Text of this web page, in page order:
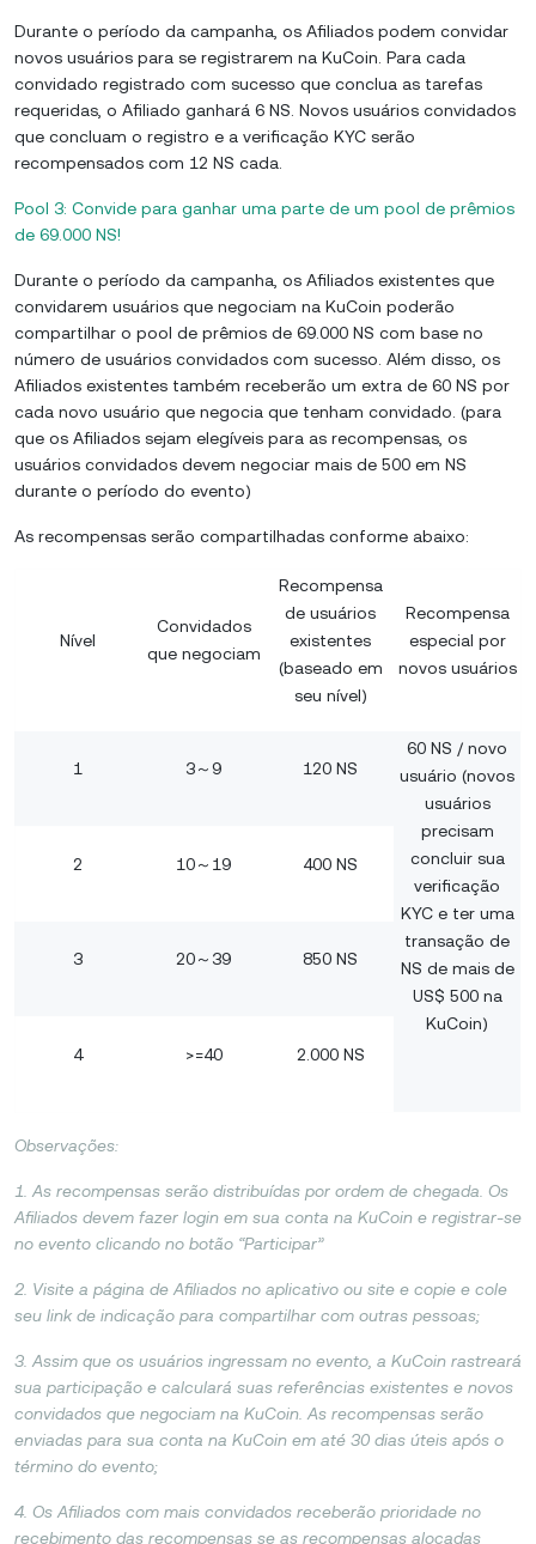
Durante o período da campanha, os Afiliados podem convidar
novos usuários para se registrarem na KuCoin. Para cada
convidado registrado com sucesso que conclua as tarefas
requeridas, o Afiliado ganhará 6 NS. Novos usuários convidados
que concluam o registro e a verificação KYC serão
recompensados com 12 NS cada.
Pool 3: Convide para ganhar uma parte de um pool de prêmios
de 69.000 NS!
Durante o período da campanha, os Afiliados existentes que
convidarem usuários que negociam na KuCoin poderão
compartilhar o pool de prêmios de 69.000 NS com base no
número de usuários convidados com sucesso. Além disso, os
Afiliados existentes também receberão um extra de 60 NS por
cada novo usuário que negocia que tenham convidado. (para
que os Afiliados sejam elegíveis para as recompensas, os
usuários convidados devem negociar mais de 500 em NS
durante o período do evento)
As recompensas serão compartilhadas conforme abaixo:
Nível
Convidados
que negociam
Recompensa
de usuários
existentes
(baseado em
seu nível)
Recompensa
especial por
novos usuários
1 3～9 120 NS
60 NS / novo
usuário (novos
usuários
precisam
concluir sua
verificação
KYC e ter uma
transação de
NS de mais de
US$ 500 na
KuCoin)
2 10～19 400 NS
3 20～39 850 NS
4 >=40 2.000 NS
Observações:
1. As recompensas serão distribuídas por ordem de chegada. Os
Afiliados devem fazer login em sua conta na KuCoin e registrar-se
no evento clicando no botão “Participar”
2. Visite a página de Afiliados no aplicativo ou site e copie e cole
seu link de indicação para compartilhar com outras pessoas;
3. Assim que os usuários ingressam no evento, a KuCoin rastreará
sua participação e calculará suas referências existentes e novos
convidados que negociam na KuCoin. As recompensas serão
enviadas para sua conta na KuCoin em até 30 dias úteis após o
término do evento;
4. Os Afiliados com mais convidados receberão prioridade no
recebimento das recompensas se as recompensas alocadas